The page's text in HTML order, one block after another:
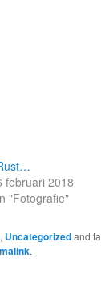
februari 2018
"Fotografie"
, Uncategorizedand
.